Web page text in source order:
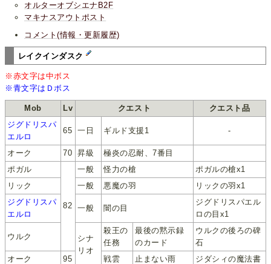
オルターオブシエナB2F
マキナスアウトポスト
コメント(情報・更新履歴)
レイクインダスク
※赤文字は中ボス
※青文字はＤボス
Mob Lv クエスト
クエスト品
ジグドリスパ
エルロ
65 一日 ギルド支援1 -
オーク 70 昇級
極炎の忍耐、7番目
ポガル
82
一般 怪力の槍
ポガルの槍x1
リック
一般 悪魔の羽
リックの羽x1
ジグドリスパ
エルロ
一般 闇の目
ジグドリスパエル
ロの目x1
ウルク
シナ
リオ
殺王の
任務
最後の黙示録
のカード
ウルクの後ろの碑
石
オーク
95 戦雲 止まない雨 ジダシィの魔法書